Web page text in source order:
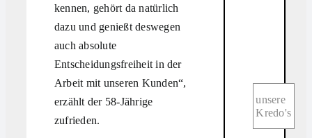
kennen, gehört da natürlich
dazu und genießt deswegen
auch absolute
Entscheidungsfreiheit in der
Arbeit mit unseren Kunden“,
erzählt der 58-Jährige
zufrieden.
unsere
Kredo's